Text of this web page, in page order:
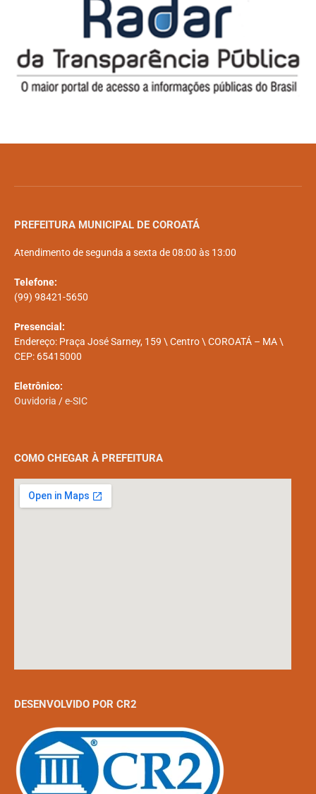
PREFEITURA MUNICIPAL DE COROATÁ
Atendimento de segunda a sexta de 08:00 às 13:00
Telefone:
(99) 98421-5650
Presencial:
Endereço: Praça José Sarney, 159 \ Centro \ COROATÁ – MA \
CEP: 65415000
Eletrônico:
Ouvidoria /e-SIC
COMO CHEGAR À PREFEITURA
DESENVOLVIDO POR CR2